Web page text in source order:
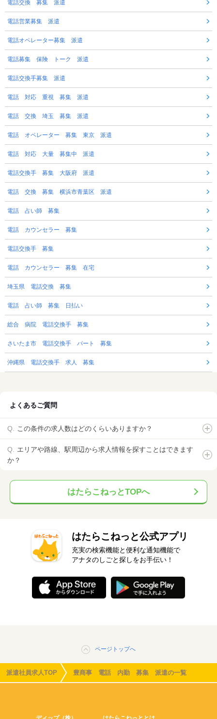
電話交換 募集 派遣
電話営業募集 派遣
電話オペレーター募集 派遣
電話募集 保険 トーク 派遣
電話交換手募集 派遣
電話 対応 重視 募集 派遣
電話 交換 埼玉 募集 派遣
電話 オペレーター 募集 東京 派遣
電話 対応 大量 募集中 派遣
電話交換手 募集 大阪府 派遣
電話 交換 募集 横浜市青葉区 派遣
電話 占い師 募集
電話 カウンセラー 募集
電話交換手 募集
電話 カウンセラー 募集 在宅
埼玉県 電話交換 募集
電話 占い師 募集 日払い
総合 病院 電話交換手 募集
さいたま市 電話交換手 パート 募集
沖縄県 電話交換手 求人 募集
よくあるご質問
この条件の求人数はどのくらいありますか？
エリアや路線、駅周辺から求人情報を探すことはできます
か？
はたらこねっとTOPへ
はたらこねっと公式アプリ
充実の検索機能と便利な通知機能で
アナタのしごと探しをお手伝い！
ページトップへ
派遣社員求人TOP 豊商事 電話 内勤 募集 派遣の一覧